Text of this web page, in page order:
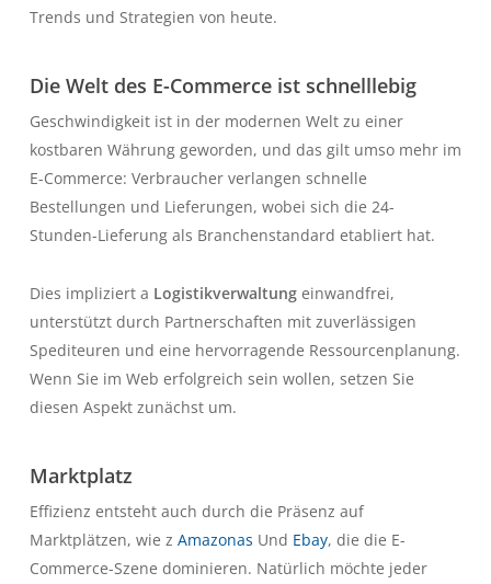
Trends und Strategien von heute.
Die Welt des E-Commerce ist schnelllebig
Geschwindigkeit ist in der modernen Welt zu einer
kostbaren Währung geworden, und das gilt umso mehr im
E-Commerce: Verbraucher verlangen schnelle
Bestellungen und Lieferungen, wobei sich die 24-
Stunden-Lieferung als Branchenstandard etabliert hat.
Dies impliziert a Logistikverwaltung einwandfrei,
unterstützt durch Partnerschaften mit zuverlässigen
Spediteuren und eine hervorragende Ressourcenplanung.
Wenn Sie im Web erfolgreich sein wollen, setzen Sie
diesen Aspekt zunächst um.
Marktplatz
Effizienz entsteht auch durch die Präsenz auf
Marktplätzen, wie z Amazonas Und Ebay, die die E-
Commerce-Szene dominieren. Natürlich möchte jeder